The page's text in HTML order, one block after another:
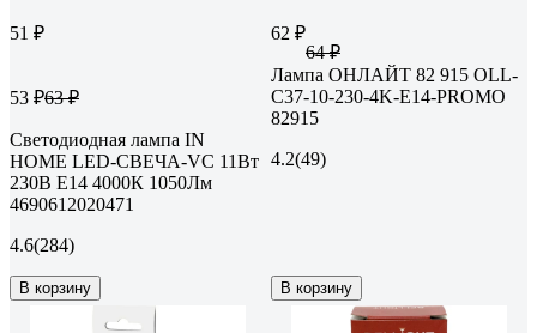
51 ₽
53 ₽63 ₽
Светодиодная лампа IN
HOME LED-СВЕЧА-VC 11Вт
230В Е14 4000К 1050Лм
4690612020471
4.6(284)
В корзину
62 ₽
64 ₽
Лампа ОНЛАЙТ 82 915 OLL-
C37-10-230-4K-E14-PROMO
82915
4.2(49)
В корзину